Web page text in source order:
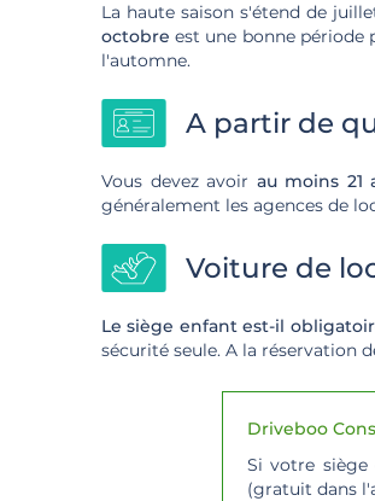
La haute saison s'étend de
octobreest une bonne période
l'automne.
A partir de
Vous devez avoir au moins 21
généralement les agences de
Voiture de
Le siège enfant est-il
sécurité seule. A la réservation
Driveboo
Si votre siège
(gratuit dans